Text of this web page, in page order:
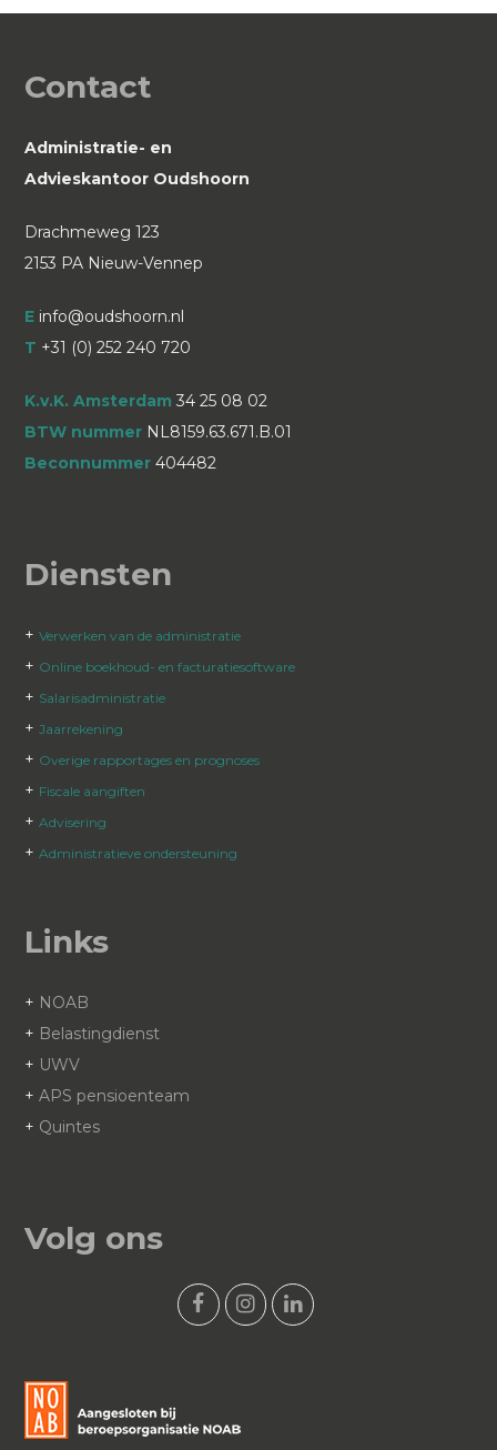
Contact
Administratie- en
Advieskantoor Oudshoorn
Drachmeweg 123
2153 PA Nieuw-Vennep
E info@oudshoorn.nl
T +31 (0) 252 240 720
K.v.K. Amsterdam 34 25 08 02
BTW nummer NL8159.63.671.B.01
Beconnummer 404482
Diensten
+Verwerken van de administratie
+ Online boekhoud- en facturatiesoftware
+ Salarisadministratie
+Jaarrekening
+ Overige rapportages en prognoses
+ Fiscale aangiften
+Advisering
+Administratieve ondersteuning
Links
+ NOAB
+ Belastingdienst
+ UWV
+APS pensioenteam
+ Quintes
Volg ons
F
e
L